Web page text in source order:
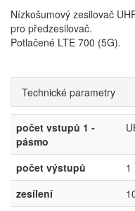
Nízkošumový zesilovač
pro předzesilovač.
Potlačené LTE 700 (5G).
Technické parametry
počet vstupů 1 -
pásmo
počet výstupů
1
zesílení